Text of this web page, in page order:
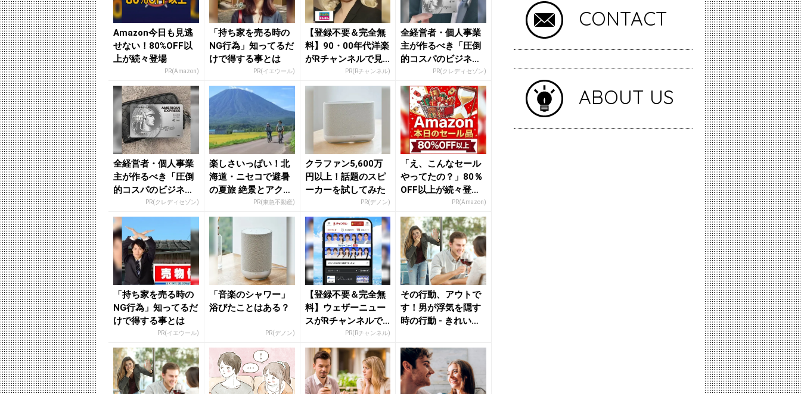
Amazon今日も見逃
せない！80%OFF以
上が続々登場
PR(Amazon)
「持ち家を売る時の
NG行為」知ってるだ
けで得する事とは
PR(イエウール)
【登録不要＆完全無
料】90・00年代洋楽
がRチャンネルで見
PR(Rチャンネル)
全経営者・個人事業
主が作るべき「圧倒
的コスパのビジネス
カード」PR(クレディセゾン)
全経営者・個人事業
主が作るべき「圧倒
的コスパのビジネス
カード」PR(クレディセゾン)
楽しさいっぱい！北
海道・ニセコで避暑
の夏旅 絶景とアクテ
ィビティが揃う「ニ
セコ東...
PR(東急不動産)
クラファン5,600万
円以上！話題のスピ
ーカーを試してみた
PR(デノン)
「え、こんなセール
やってたの？」80％
OFF以上が続々登
場！Amazonの本気
が...
PR(Amazon)
「持ち家を売る時の
NG行為」知ってるだ
けで得する事とは
PR(イエウール)
「音楽のシャワー」
浴びたことはある？
PR(デノン)
【登録不要＆完全無
料】ウェザーニュー
スがRチャンネルで
PR(Rチャンネル)
その行動、アウトで
す！男が浮気を隠す
時の行動 - きれいの
CONTACT
ABOUT US